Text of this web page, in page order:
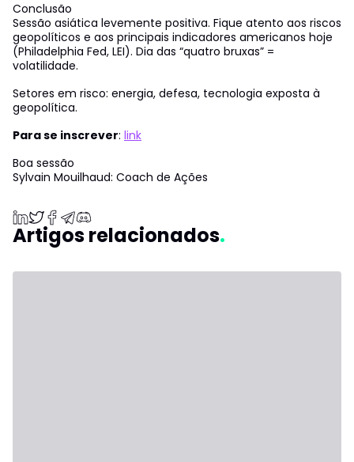
Conclusão
Sessão asiática levemente positiva. Fique atento aos riscos
geopolíticos e aos principais indicadores americanos hoje
(Philadelphia Fed, LEI). Dia das “quatro bruxas” =
volatilidade.
Setores em risco: energia, defesa, tecnologia exposta à
geopolítica.
Para se inscrever: link
Boa sessão
Sylvain Mouilhaud: Coach de Ações
Artigos relacionados